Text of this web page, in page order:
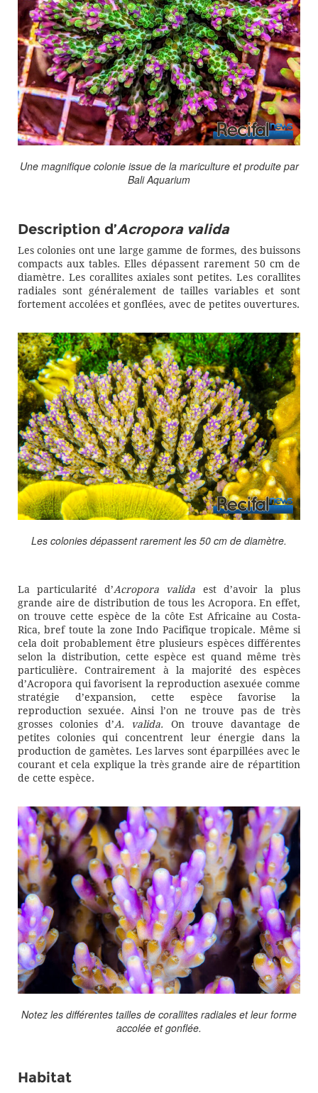
Une magnifique colonie issue de la mariculture et produite par
Bali Aquarium
Description d’Acropora valida
Les colonies ont une large gamme de formes, des buissons
compacts aux tables. Elles dépassent rarement 50 cm de
diamètre. Les corallites axiales sont petites. Les corallites
radiales sont généralement de tailles variables et sont
fortement accolées et gonflées, avec de petites ouvertures.
Les colonies dépassent rarement les 50 cm de diamètre.
La particularité d’Acropora valida est d’avoir la plus
grande aire de distribution de tous les Acropora. En effet,
on trouve cette espèce de la côte Est Africaine au Costa-
Rica, bref toute la zone Indo Pacifique tropicale. Même si
cela doit probablement être plusieurs espèces différentes
selon la distribution, cette espèce est quand même très
particulière. Contrairement à la majorité des espèces
d’Acropora qui favorisent la reproduction asexuée comme
stratégie d’expansion, cette espèce favorise la
reproduction sexuée. Ainsi l’on ne trouve pas de très
grosses colonies d’A. valida. On trouve davantage de
petites colonies qui concentrent leur énergie dans la
production de gamètes. Les larves sont éparpillées avec le
courant et cela explique la très grande aire de répartition
de cette espèce.
Notez les différentes tailles de corallites radiales et leur forme
accolée et gonflée.
Habitat